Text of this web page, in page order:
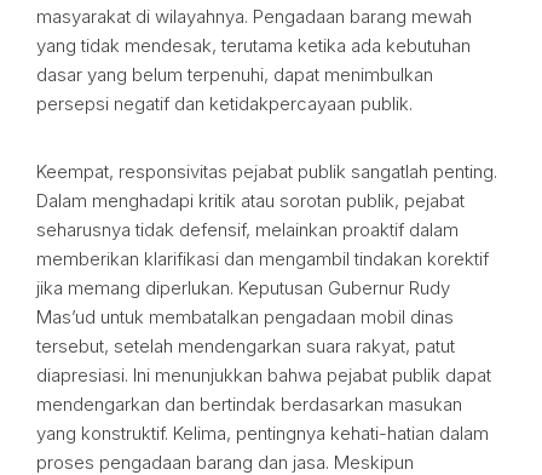
masyarakat di wilayahnya. Pengadaan barang mewah
yang tidak mendesak, terutama ketika ada kebutuhan
dasar yang belum terpenuhi, dapat menimbulkan
persepsi negatif dan ketidakpercayaan publik.
Keempat, responsivitas pejabat publik sangatlah penting.
Dalam menghadapi kritik atau sorotan publik, pejabat
seharusnya tidak defensif, melainkan proaktif dalam
memberikan klarifikasi dan mengambil tindakan korektif
jika memang diperlukan. Keputusan Gubernur Rudy
Mas’ud untuk membatalkan pengadaan mobil dinas
tersebut, setelah mendengarkan suara rakyat, patut
diapresiasi. Ini menunjukkan bahwa pejabat publik dapat
mendengarkan dan bertindak berdasarkan masukan
yang konstruktif. Kelima, pentingnya kehati-hatian dalam
proses pengadaan barang dan jasa. Meskipun